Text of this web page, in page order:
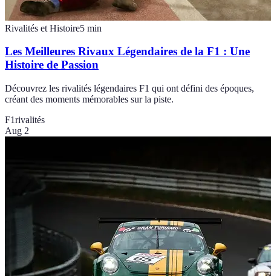
Rivalités et Histoire5 min
Les Meilleures Rivaux Légendaires de la F1 : Une
Histoire de Passion
Découvrez les rivalités légendaires F1 qui ont défini des époques,
créant des moments mémorables sur la piste.
F1rivalités
Aug 2